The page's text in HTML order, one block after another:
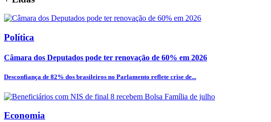
Política
Câmara dos Deputados pode ter renovação de 60% em 2026
Desconfiança de 82% dos brasileiros no Parlamento reflete crise de...
Economia